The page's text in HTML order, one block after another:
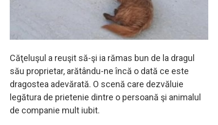
Căţeluşul a reuşit să-şi ia rămas bun de la dragul
său proprietar, arătându-ne încă o dată ce este
dragostea adevărată. O scenă care dezvăluie
legătura de prietenie dintre o persoană şi animalul
de companie mult iubit.